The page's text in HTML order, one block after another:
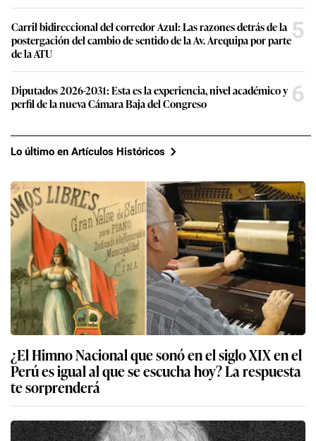
Carril bidireccional del corredor Azul: Las razones detrás de la
postergación del cambio de sentido de la Av. Arequipa por parte
de la ATU
5
Diputados 2026-2031: Esta es la experiencia, nivel académico y
perfil de la nueva Cámara Baja del Congreso
6
Lo último en Artículos Históricos
¿El Himno Nacional que sonó en el siglo XIX en el
Perú es igual al que se escucha hoy? La respuesta
te sorprenderá